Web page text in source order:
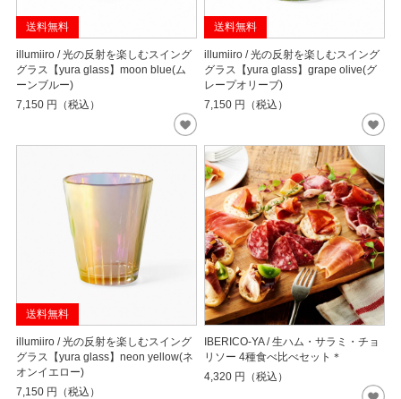
送料無料
illumiiro / 光の反射を楽しむスイング
グラス【yura glass】moon blue(ム
ーンブルー)
7,150 円（税込）
送料無料
illumiiro / 光の反射を楽しむスイング
グラス【yura glass】grape olive(グ
レープオリーブ)
7,150 円（税込）
送料無料
illumiiro / 光の反射を楽しむスイング
グラス【yura glass】neon yellow(ネ
オンイエロー)
7,150 円（税込）
IBERICO-YA / 生ハム・サラミ・チョ
リソー 4種食べ比べセット＊
4,320 円（税込）